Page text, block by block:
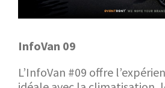
InfoVan 09
L’InfoVan #09 offre